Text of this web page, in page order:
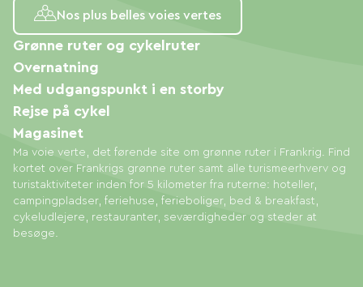
Nos plus belles voies vertes
Ma voie verte, det førende site om grønne ruter i Frankrig. Find
kortet over Frankrigs grønne ruter samt alle turismeerhverv og
turistaktiviteter inden for 5 kilometer fra ruterne: hoteller,
campingpladser, feriehuse, ferieboliger, bed & breakfast,
cykeludlejere, restauranter, seværdigheder og steder at
besøge.
Grønne ruter og cykelruter
Overnatning
Med udgangspunkt i en storby
Rejse på cykel
Magasinet